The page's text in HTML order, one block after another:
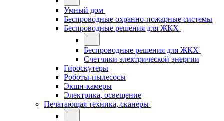
Умный дом
Беспроводные охранно-пожарные системы
Беспроводные решения для ЖКХ
Беспроводные решения для ЖКХ
Счетчики электрической энергии
Гироскутеры
Роботы-пылесосы
Экшн-камеры
Электрика, освещение
Печатающая техника, сканеры